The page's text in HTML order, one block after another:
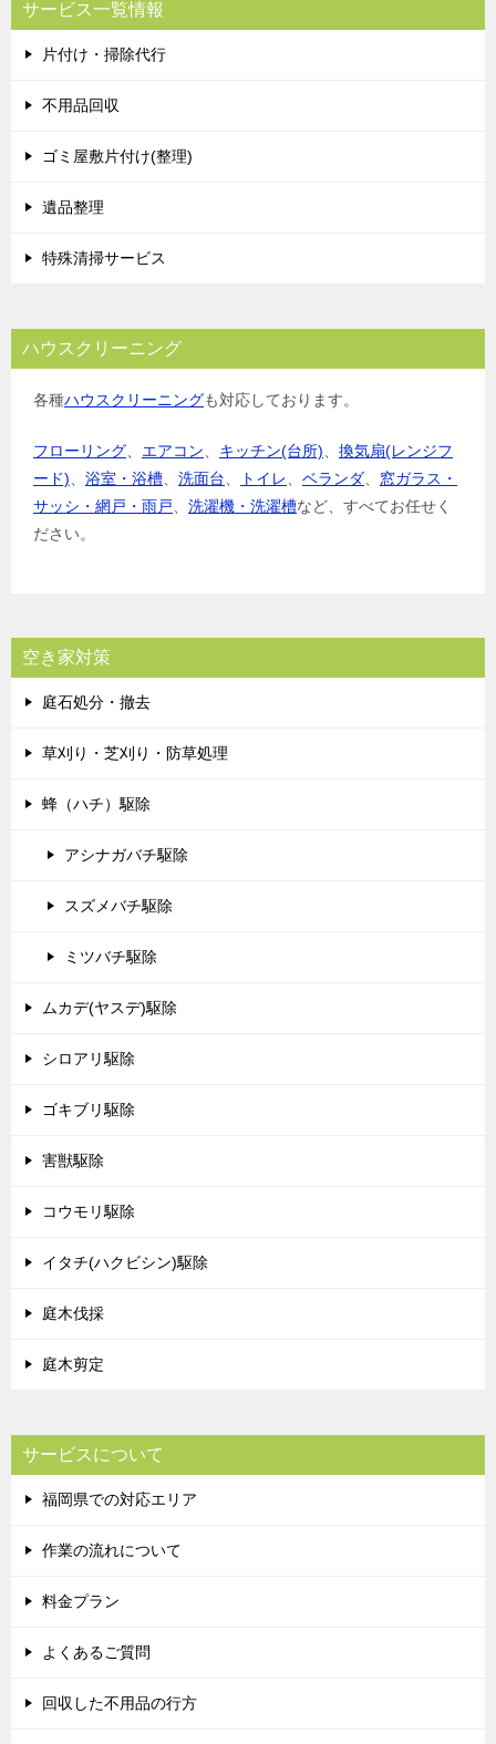
サービス一覧情報
片付け・掃除代行
不用品回収
ゴミ屋敷片付け(整理)
遺品整理
特殊清掃サービス
ハウスクリーニング
各種ハウスクリーニングも対応しております。
フローリング エアコン キッチン(台所)
換気扇(レンジフ
ード)
浴室・浴槽 洗面台 トイレ ベランダ
窓ガラス・
サッシ・網戸・雨戸
洗濯機・洗濯槽など、すべてお任せく
ださい。
空き家対策
庭石処分・撤去
草刈り・芝刈り・防草処理
蜂（ハチ）駆除
アシナガバチ駆除
スズメバチ駆除
ミツバチ駆除
ムカデ(ヤスデ)駆除
シロアリ駆除
ゴキブリ駆除
害獣駆除
コウモリ駆除
イタチ(ハクビシン)駆除
庭木伐採
庭木剪定
サービスについて
福岡県での対応エリア
作業の流れについて
料金プラン
よくあるご質問
回収した不用品の行方